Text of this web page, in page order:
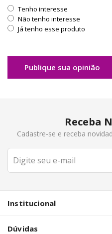
Tenho interesse
Não tenho interesse
Já tenho esse produto
Publique sua opinião
Receba
Cadastre-se e receba
Institucional
Dúvidas